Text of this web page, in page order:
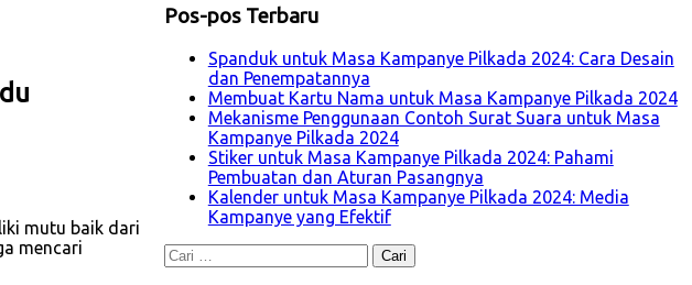
mutu baik dari
mencari
Pos-pos Terbaru
Spanduk untuk Masa Kampanye Pilkada 2024: Cara Desain
dan Penempatannya
Membuat Kartu Nama untuk Masa Kampanye Pilkada 2024
Mekanisme Penggunaan Contoh Surat Suara untuk Masa
Kampanye Pilkada 2024
Stiker untuk Masa Kampanye Pilkada 2024: Pahami
Pembuatan dan Aturan Pasangnya
Kalender untuk Masa Kampanye Pilkada 2024: Media
Kampanye yang Efektif
Cari
untuk: